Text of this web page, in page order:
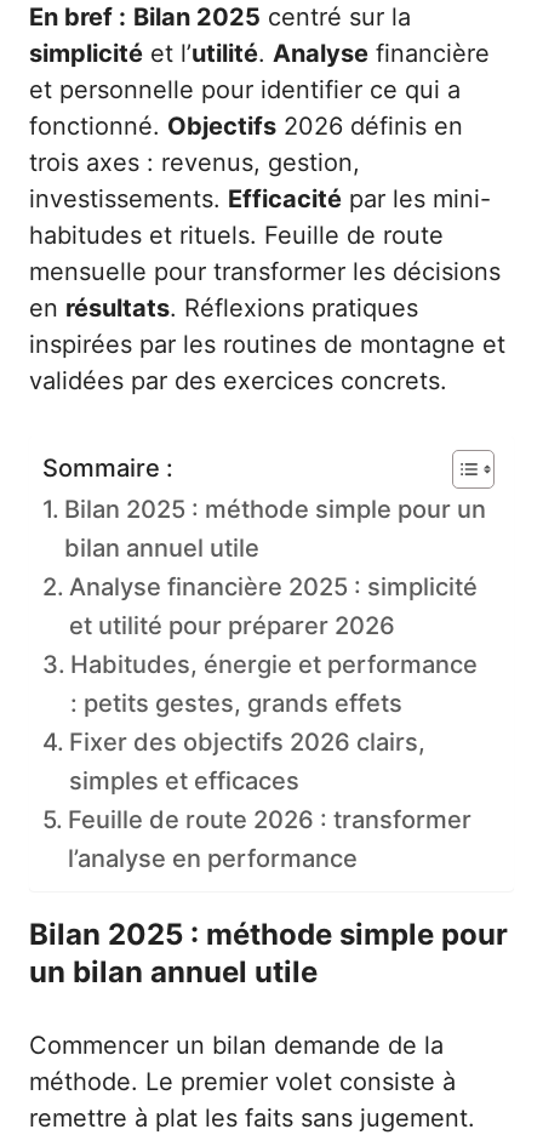
En bref : Bilan 2025 centré sur la
simplicité et l’utilité. Analyse financière
et personnelle pour identifier ce qui a
fonctionné. Objectifs 2026 définis en
trois axes : revenus, gestion,
investissements. Efficacité par les mini-
habitudes et rituels. Feuille de route
mensuelle pour transformer les décisions
en résultats. Réflexions pratiques
inspirées par les routines de montagne et
validées par des exercices concrets.
Sommaire :
Bilan 2025 : méthode simple pour un
bilan annuel utile
Analyse financière 2025 : simplicité
et utilité pour préparer 2026
Habitudes, énergie et performance
: petits gestes, grands effets
Fixer des objectifs 2026 clairs,
simples et efficaces
Feuille de route 2026 : transformer
l’analyse en performance
Bilan 2025 : méthode simple pour
un bilan annuel utile
Commencer un bilan demande de la
méthode. Le premier volet consiste à
remettre à plat les faits sans jugement.